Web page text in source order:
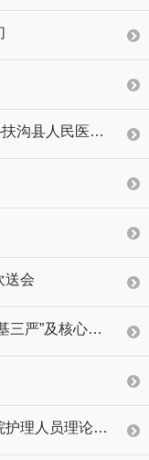
迎新春精准扶贫，进乡村送福助力——扶沟县人民医院开展“情暖万家 助力扶贫“迎新春送春联活动
送会
扶沟县人民医院举办2018年下半年“三基三严”及核心制度理论知识考试
扶沟县人民医院举行2018年下半年全院护理人员理论考试